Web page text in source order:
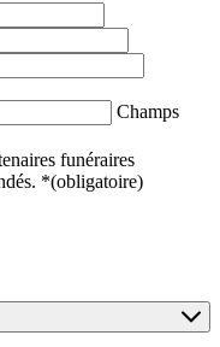
Champs
funéraires
*(obligatoire)